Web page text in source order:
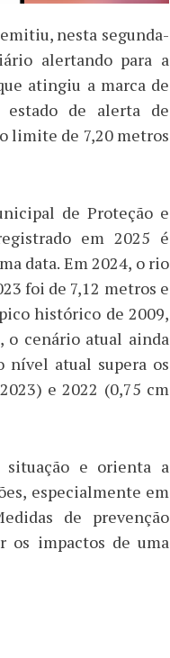
nesta segunda-
alertando para a
atingiu a marca de
de alerta de
limite de 7,20 metros
de Proteção e
em 2025 é
data. Em 2024, o rio
foi de 7,12 metros e
histórico de 2009,
o cenário atual ainda
nível atual supera os
e 2022 (0,75 cm
e orienta a
especialmente em
de prevenção
os impactos de uma